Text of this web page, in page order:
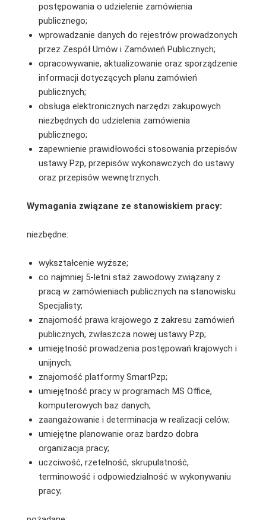
postępowania o udzielenie zamówienia
publicznego;
wprowadzanie danych do rejestrów prowadzonych
przez Zespół Umów i Zamówień Publicznych;
opracowywanie, aktualizowanie oraz sporządzenie
informacji dotyczących planu zamówień
publicznych;
obsługa elektronicznych narzędzi zakupowych
niezbędnych do udzielenia zamówienia
publicznego;
zapewnienie prawidłowości stosowania przepisów
ustawy Pzp, przepisów wykonawczych do ustawy
oraz przepisów wewnętrznych.
Wymagania związane ze stanowiskiem pracy:
niezbędne:
wykształcenie wyższe;
co najmniej 5-letni staż zawodowy związany z
pracą w zamówieniach publicznych na stanowisku
Specjalisty;
znajomość prawa krajowego z zakresu zamówień
publicznych, zwłaszcza nowej ustawy Pzp;
umiejętność prowadzenia postępowań krajowych i
unijnych;
znajomość platformy SmartPzp;
umiejętność pracy w programach MS Office,
komputerowych baz danych;
zaangażowanie i determinacja w realizacji celów;
umiejętne planowanie oraz bardzo dobra
organizacja pracy;
uczciwość, rzetelność, skrupulatność,
terminowość i odpowiedzialność w wykonywaniu
pracy;